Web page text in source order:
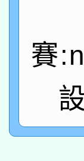
「
有
薪
轉
賽